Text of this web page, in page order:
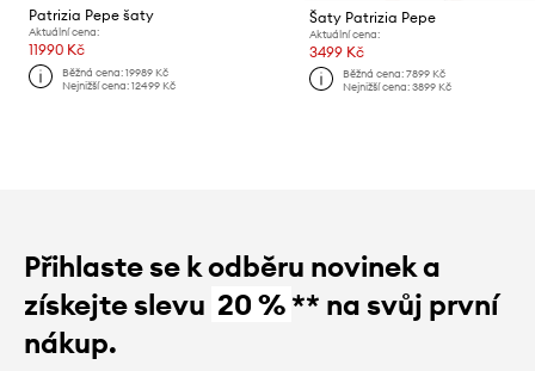
Patrizia Pepe šaty
Aktuální cena:
11990 Kč
Běžná cena:19989 Kč
Nejnižší cena:12499 Kč
Šaty Patrizia Pepe
Aktuální cena:
3499 Kč
Běžná cena: 7899 Kč
Nejnižší cena: 3899 Kč
Přihlaste se k odběru novinek a
získejte slevu 20 %** na svůj první
nákup.